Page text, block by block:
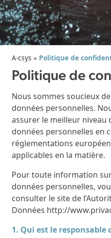
A-csys » Politique de
Politique de
Nous sommes soucieux
données personnelles.
assurer le meilleur niveau
données personnelles en
réglementations
applicables en la matière.
Pour toute information
données personnelles,
consulter le site de
Données http://
1. Qui est le